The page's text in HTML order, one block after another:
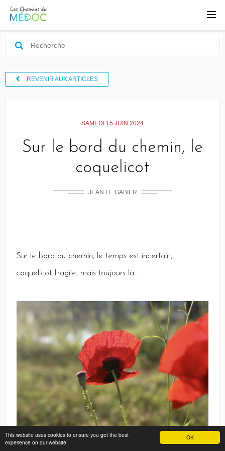
OK
This website uses cookies to ensure you get the best
experience on our website
REVENIR AUX ARTICLES
SAMEDI 15 JUIN 2024
Sur le bord du chemin, le
coquelicot
JEAN LE GABIER
Sur le bord du chemin, le temps est incertain,
coquelicot fragile, mais toujours là...